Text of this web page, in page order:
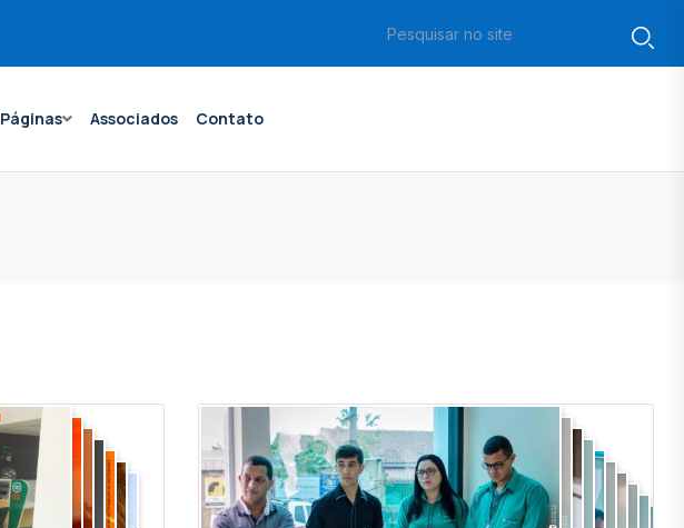
Páginas Associados Contato